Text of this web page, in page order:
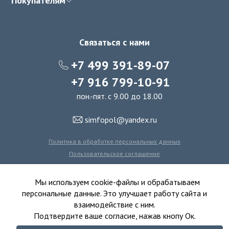
Связаться с нами
+7 499 391-89-07
+7 916 799-10-91
пон.-пят. с 9.00 до 18.00
simfopol@yandex.ru
Политика в обработке персональных данных
Пользовательское соглашение
Политика использования файлов cookie
© 2016-2026 Симфония Пола - интернет-магазин
ковролина, линолеума, виниловых полов и ковровой плитки.
Мы используем cookie-файлы и обрабатываем
персональные данные. Это улучшает работу сайта и
взаимодействие с ним.
Подтвердите ваше согласие, нажав кнопу Ок.